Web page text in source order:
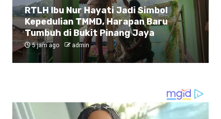
RTLH Ibu Nur Hayati Jadi Simbol
Kepedulian TMMD, Harapan Baru
Tumbuh di Bukit Pinang Jaya
5 jam ago admin